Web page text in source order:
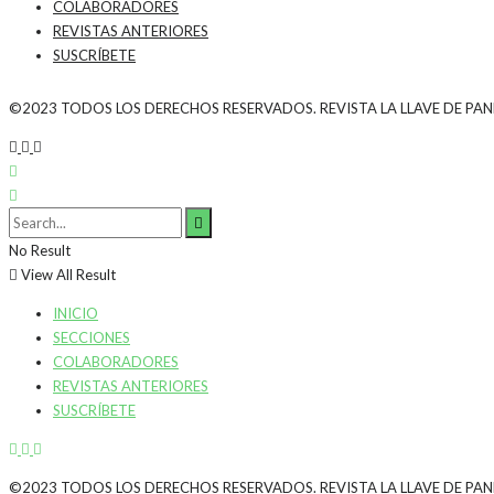
COLABORADORES
REVISTAS ANTERIORES
SUSCRÍBETE
©2023 TODOS LOS DERECHOS RESERVADOS. REVISTA LA LLAVE DE
No Result
View All Result
INICIO
SECCIONES
COLABORADORES
REVISTAS ANTERIORES
SUSCRÍBETE
©2023 TODOS LOS DERECHOS RESERVADOS. REVISTA LA LLAVE DE